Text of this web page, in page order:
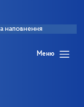
наповнення
Меню